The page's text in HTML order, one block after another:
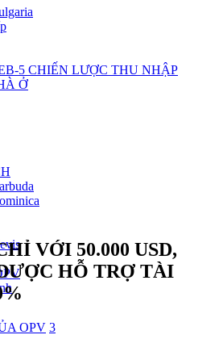
CHIẾN LƯỢC THU NHẬP
Ở
VỚI 50.000 USD,
HỖ TRỢ TÀI
OPV 3